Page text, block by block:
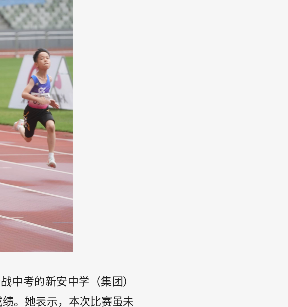
中考的新安中学（集团）
。她表示，本次比赛虽未